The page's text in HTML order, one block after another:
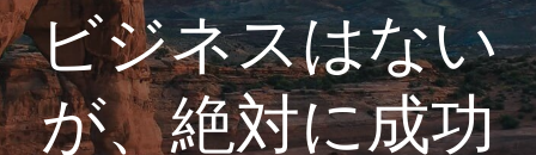
ビジネスはない
が、絶対に成功